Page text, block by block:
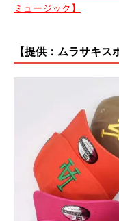
ミュージック】
【提供：ムラサキス